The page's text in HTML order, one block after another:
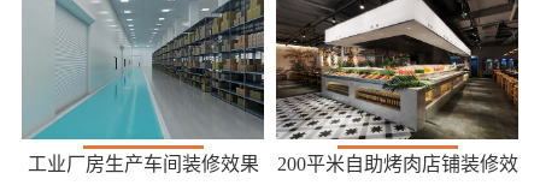
工业厂房生产车间装修效果
200平米自助烤肉店铺装修效